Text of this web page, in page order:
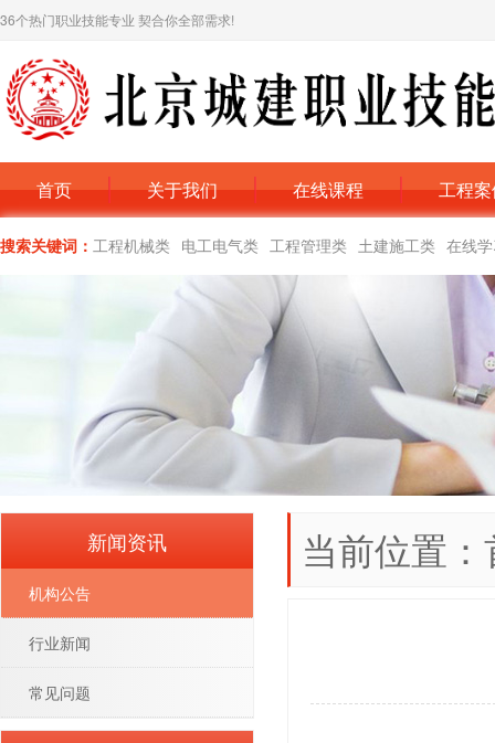
36个热门职业技能专业 契合你全部需求!
首页 关于我们 在线课程 工程
搜索关键词： 工程机械类 电工电气类 工程管理类 土建施工类 在线
当前位置：
新闻资讯
机构公告
行业新闻
常见问题